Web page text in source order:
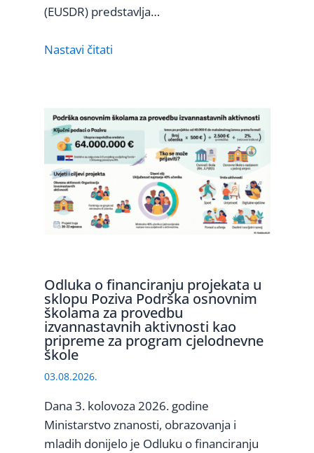
(EUSDR) predstavlja…
Nastavi čitati
Odluka o financiranju projekata u
sklopu Poziva Podrška osnovnim
školama za provedbu
izvannastavnih aktivnosti kao
pripreme za program cjelodnevne
škole
03.08.2026.
Dana 3. kolovoza 2026. godine
Ministarstvo znanosti, obrazovanja i
mladih donijelo je Odluku o financiranju